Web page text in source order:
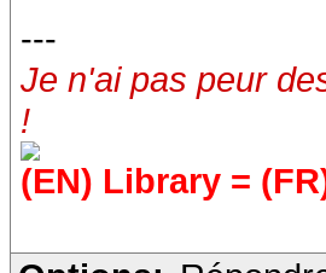
---
Je n'ai pas peur
!
(EN) Library =